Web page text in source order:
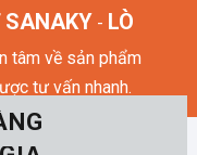
- LÒ
tâm về sản phẩm
tư vấn nhanh.